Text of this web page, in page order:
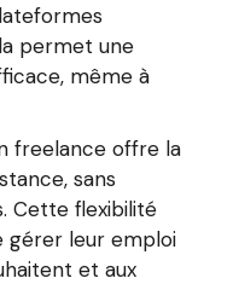
permet une
même à
freelance offre la
sans
Cette flexibilité
gérer leur emploi
et aux